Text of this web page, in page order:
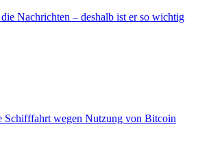
Nachrichten – deshalb ist er so wichtig
Schifffahrt wegen Nutzung von Bitcoin